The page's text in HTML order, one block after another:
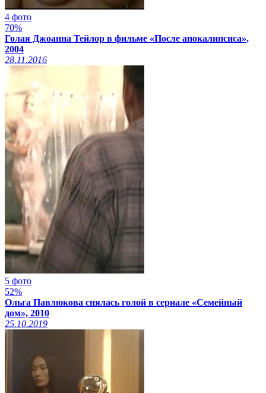
4 фото
70%
Голая Джоанна Тейлор в фильме «После апокалипсиса»,
2004
28.11.2016
5 фото
52%
Ольга Павлюкова снялась голой в сериале «Семейный
дом», 2010
25.10.2019